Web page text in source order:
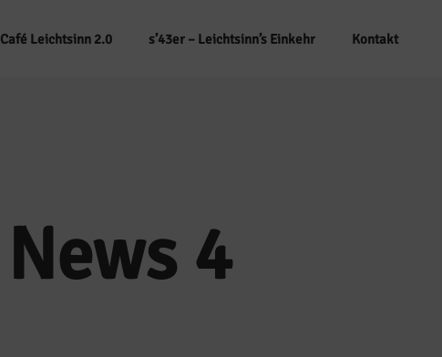
Café Leichtsinn 2.0 s’43er – Leichtsinn’s Einkehr Kontakt
News 4